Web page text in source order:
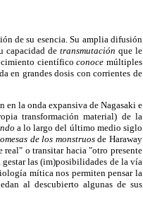
de su esencia. Su amplia difusión
capacidad de transmutación que le
científicoconoce múltiples
en grandes dosis con corrientes de
en la onda expansiva de Nagasaki e
transformación material) de la
a lo largo del último medio siglo
de los monstruosde Haraway
o transitar hacia "otro presente
las (im)posibilidades de la vía
mítica nos permiten pensar la
al descubierto algunas de sus